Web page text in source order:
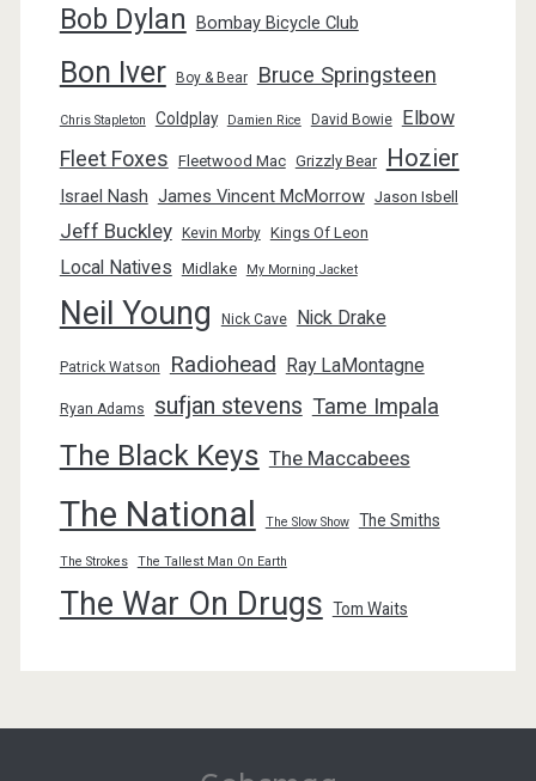
Bob Dylan Bombay Bicycle Club
Bon Iver Boy & Bear Bruce Springsteen
Chris Stapleton Coldplay Damien Rice David Bowie Elbow
Fleet Foxes Fleetwood Mac Grizzly Bear Hozier
Israel Nash James Vincent McMorrow Jason Isbell
Jeff Buckley Kevin Morby Kings Of Leon
Local Natives Midlake My Morning Jacket
Neil Young Nick Cave Nick Drake
Patrick Watson Radiohead Ray LaMontagne
Ryan Adams sufjan stevens Tame Impala
The Black Keys The Maccabees
The National The Slow Show The Smiths
The Strokes The Tallest Man On Earth
The War On Drugs Tom Waits